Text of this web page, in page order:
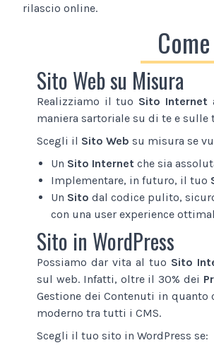
rilascio online.
Sito Web su Misura
Realizziamo il tuo Sito Internet
maniera sartoriale su di te e sulle
Scegli il Sito Web su misura se
Un Sito Internet che sia
Implementare, in futuro, il tuo
Un Sito dal codice pulito,
con una user experience
Sito in WordPress
Possiamo dar vita al tuo Sito
sul web. Infatti, oltre il 30% dei
Gestione dei Contenuti in
moderno tra tutti i CMS.
Scegli il tuo sito in WordPress se: